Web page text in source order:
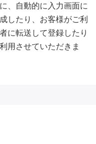
、自動的に入力画面に
したり、お客様がご利
に転送して登録したり
用させていただきま